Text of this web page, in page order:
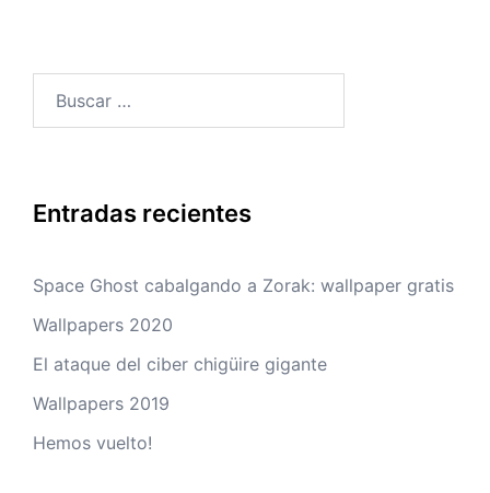
Entradas recientes
Space Ghost cabalgando a Zorak: wallpaper gratis
Wallpapers 2020
El ataque del ciber chigüire gigante
Wallpapers 2019
Hemos vuelto!